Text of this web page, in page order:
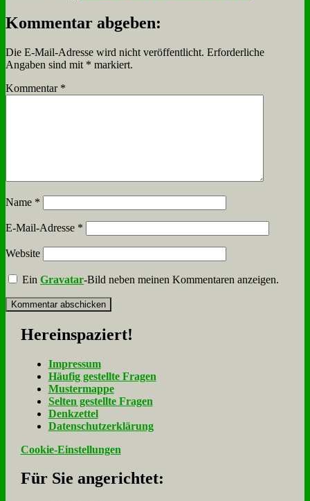
Kommentar abgeben:
Die E-Mail-Adresse wird nicht veröffentlicht. Erforderliche
Angaben sind mit * markiert.
Kommentar *
Name *
E-Mail-Adresse *
Website
EinGravatar-Bild neben meinen Kommentaren anzeigen.
Her­ein­spa­ziert!
Im­pres­sum
Häu­fig ge­stell­te Fra­gen
Mu­ster­map­pe
Sel­ten ge­stell­te Fra­gen
Denk­zet­tel
Da­ten­schutz­er­klä­rung
Cookie-Einstellungen
Für Sie an­ge­rich­tet: